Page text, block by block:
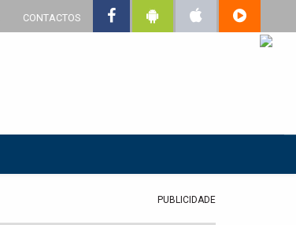
CONTACTOS
PUBLICIDADE